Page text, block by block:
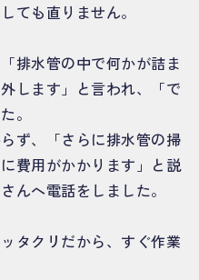
ても直りません。
排水管の中で何かが詰ま
します」と言われ、「で
。
ず、「さらに排水管の掃
費用がかかります」と説
んへ電話をしました。
タクリだから、すぐ作業